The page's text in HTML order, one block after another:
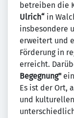
betreiben die
Ulrich“ in
insbesondere
erweitert und
Förderung in
erreicht.
Begegnung"
Es ist der Ort,
und